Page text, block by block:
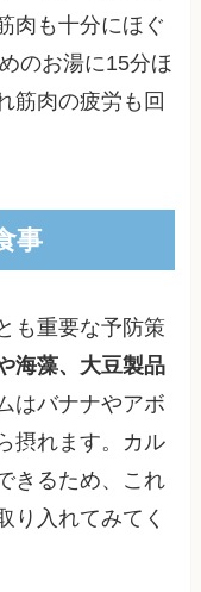
肉も十分にほぐ
のお湯に15分ほ
筋肉の疲労も回
事
も重要な予防策
海藻、大豆製品
はバナナやアボ
摂れます。カル
きるため、これ
り入れてみてく